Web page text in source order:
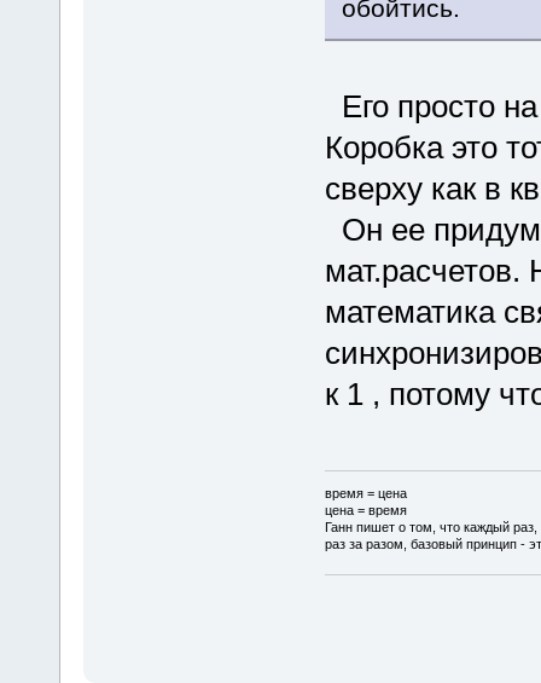
обойтись.
Его просто
Коробка это
сверху как в
Он ее
математика
к 1 , потому
время = цена
цена = время
Ганн пишет о том, что каждый
раз за разом, базовый принцип -